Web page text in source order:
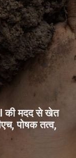
की मदद से खेत
पोषक तत्व,